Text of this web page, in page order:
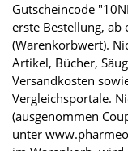
Gutscheincode
erste Bestellung,
(Warenkorbwert).
Artikel, Bücher,
Versandkosten
Vergleichsportale.
(ausgenommen
unter